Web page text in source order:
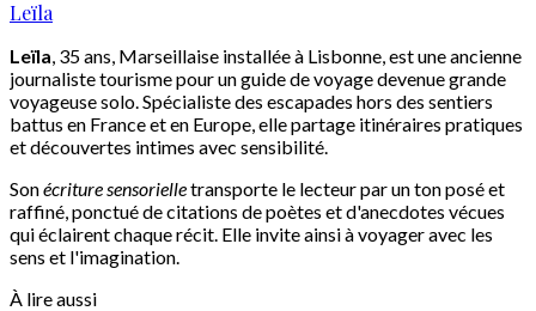
Leïla
Leïla, 35 ans, Marseillaise installée à Lisbonne, est une ancienne
journaliste tourisme pour un guide de voyage devenue grande
voyageuse solo. Spécialiste des escapades hors des sentiers
battus en France et en Europe, elle partage itinéraires pratiques
et découvertes intimes avec sensibilité.
Sonécriture sensorielletransporte le lecteur par un ton posé et
raffiné, ponctué de citations de poètes et d'anecdotes vécues
qui éclairent chaque récit. Elle invite ainsi à voyager avec les
sens et l'imagination.
À lire aussi